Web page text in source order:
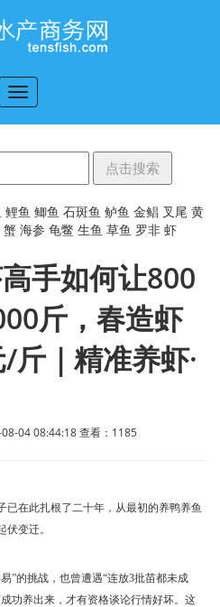
切
换
导
航
鲤鱼 鲫鱼 石斑鱼 鲈鱼 金鲳 叉尾 黄
蟹 海参 龟鳖 生鱼 草鱼 罗非 虾
手如何让800
斤，春造虾
｜精准养虾·
04 08:44:18 查看： 1185
已在此扎根了二十年，从最初的养鸭养鱼
变迁。
”的挑战，也曾遭遇“连放3批苗都未成
功养出来，才有资格谈论行情好坏。这